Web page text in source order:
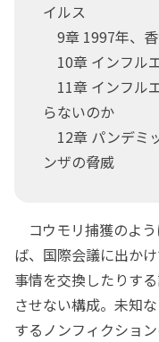
イルス
9章 1997年、
10章 インフル
11章 インフル
らないのか
12章 パンデミ
ンザの脅威
コウモリ捕獲のよ
ば、国際会議に出か
事情を交換したりす
させない構成。未知
するノンフィクション